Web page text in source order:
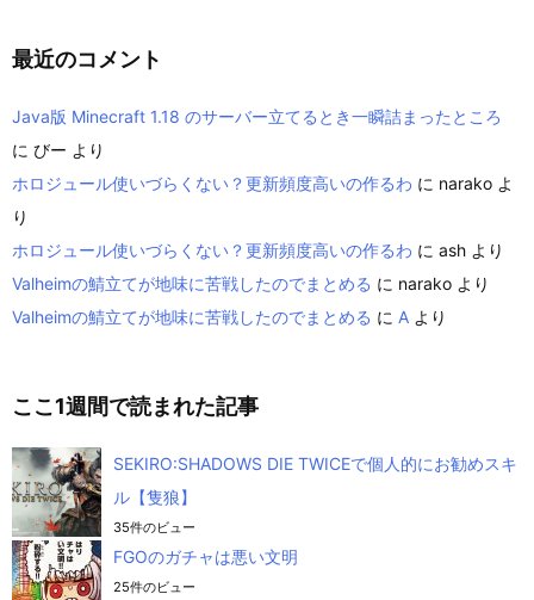
最近のコメント
Java版 Minecraft 1.18 のサーバー立てるとき一瞬詰まったところ
に びー より
ホロジュール使いづらくない？更新頻度高いの作るわ に narako よ
り
ホロジュール使いづらくない？更新頻度高いの作るわ に ash より
Valheimの鯖立てが地味に苦戦したのでまとめる に narako より
Valheimの鯖立てが地味に苦戦したのでまとめる に A より
ここ1週間で読まれた記事
SEKIRO:SHADOWS DIE TWICEで個人的にお勧めスキ
ル【隻狼】
35件のビュー
FGOのガチャは悪い文明
25件のビュー